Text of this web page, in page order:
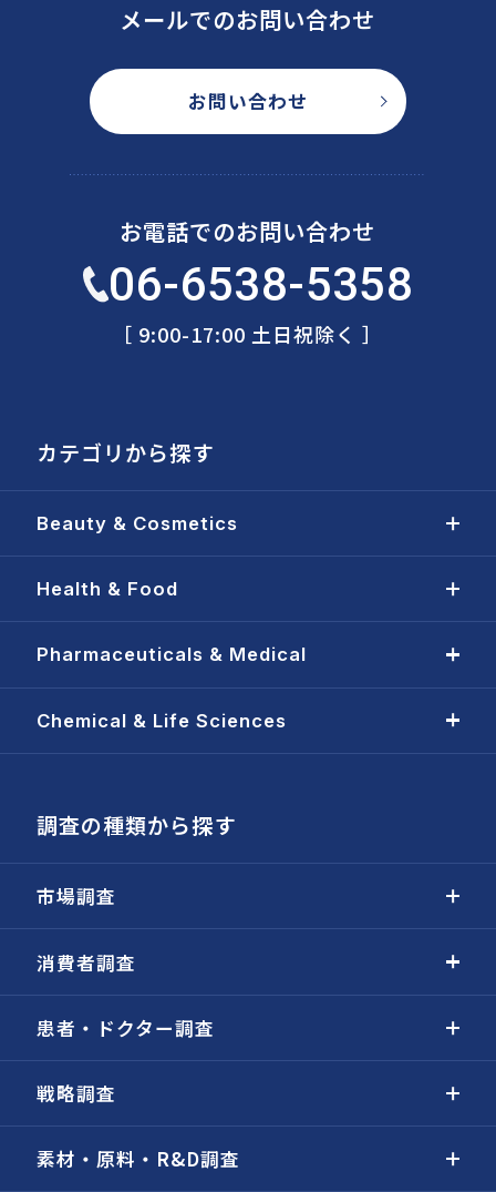
メールでのお問い合わせ
お問い合わせ
お電話でのお問い合わせ
06-6538-5358
［ 9:00-17:00 土日祝除く ］
カテゴリから探す
Beauty & Cosmetics
Health & Food
Pharmaceuticals & Medical
Chemical & Life Sciences
調査の種類から探す
市場調査
消費者調査
患者・ドクター調査
戦略調査
素材・原料・R&D調査